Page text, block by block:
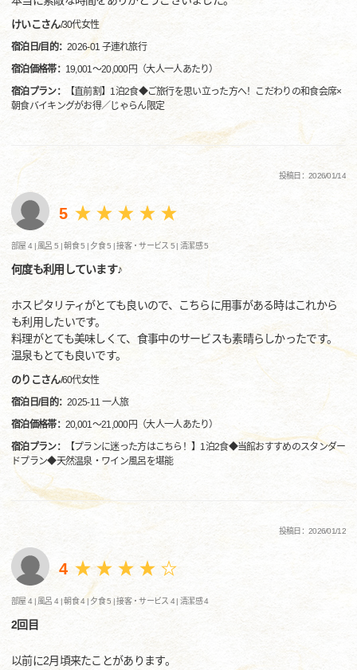
けいこさん/30代女性
宿泊日/目的：2026-01 子連れ旅行
宿泊価格帯： 19,001～20,000円（大人一人あたり）
宿泊プラン：
【直前割】1泊2食◆ご旅行を思い立った方へ！こだわりの和食会席×
朝食バイキングがお得／じゃらん限定
投稿日：2026/01/14
5
部屋 4 | 風呂 5 |朝食 5 | 夕食 5 |接客・サービス 5 |清潔感 5
何度も利用しています♪
ホスピタリティがとても良いので、こちらに用事がある時はこれから
も利用したいです。
料理がとても美味しくて、食事中のサービスも素晴らしかったです。
温泉もとても良いです。
のりこさん/60代女性
宿泊日/目的：2025-11 一人旅
宿泊価格帯： 20,001～21,000円（大人一人あたり）
宿泊プラン：
【プランに迷った方はこちら！】1泊2食◆当館おすすめのスタンダー
ドプラン◆天然温泉・ワイン風呂を堪能
投稿日：2026/01/12
4
部屋 4 | 風呂 4 |朝食 4 | 夕食 5 |接客・サービス 4 |清潔感 4
2回目
以前に2月頃来たことがあります。